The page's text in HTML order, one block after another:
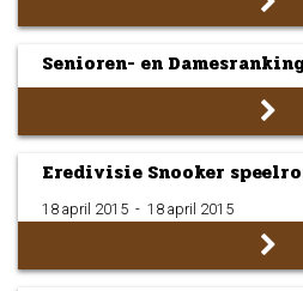
Senioren- en
Eredivisie Snooker
18 april 2015 ­ - ­ 18 april 2015